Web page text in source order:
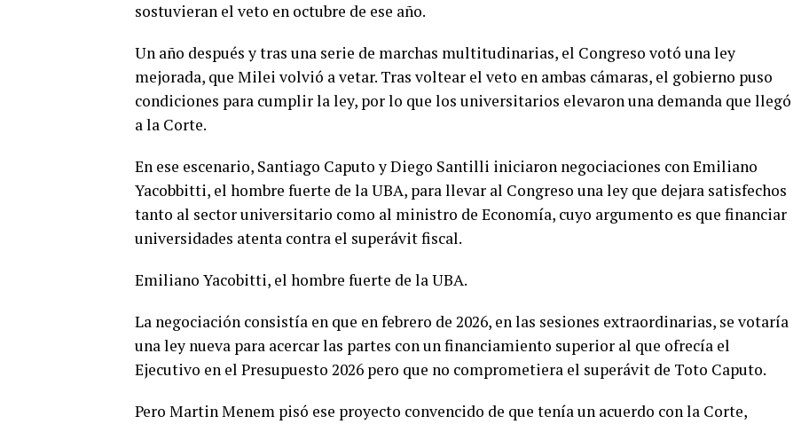
sostuvieran el veto en octubre de ese año.
Un año después y tras una serie de marchas multitudinarias, el Congreso votó una ley
mejorada, que Milei volvió a vetar. Tras voltear el veto en ambas cámaras, el gobierno puso
condiciones para cumplir la ley, por lo que los universitarios elevaron una demanda que llegó
a la Corte.
En ese escenario, Santiago Caputo y Diego Santilli iniciaron negociaciones con Emiliano
Yacobbitti, el hombre fuerte de la UBA, para llevar al Congreso una ley que dejara satisfechos
tanto al sector universitario como al ministro de Economía, cuyo argumento es que financiar
universidades atenta contra el superávit fiscal.
Emiliano Yacobitti, el hombre fuerte de la UBA.
La negociación consistía en que en febrero de 2026, en las sesiones extraordinarias, se votaría
una ley nueva para acercar las partes con un financiamiento superior al que ofrecía el
Ejecutivo en el Presupuesto 2026 pero que no comprometiera el superávit de Toto Caputo.
Pero Martin Menem pisó ese proyecto convencido de que tenía un acuerdo con la Corte,